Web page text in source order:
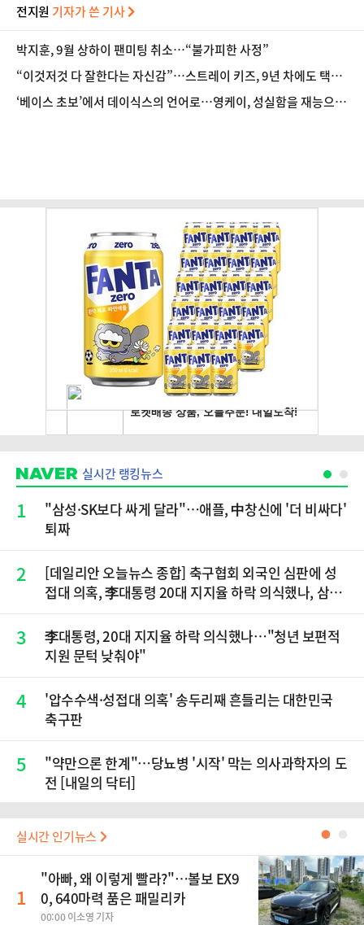
전지원 기자가 쓴 기사
박지훈, 9월 상하이 팬미팅 취소…“불가피한 사정”
“이것저것 다 잘한다는 자신감”…스트레이 키즈, 9년 차에도 택한
실험 [현장]
‘베이스 초보’에서 데이식스의 언어로…영케이, 성실함을 재능으로
실시간 랭킹뉴스
1
"삼성·SK보다 싸게 달라"…애플, 中창신에 '더 비싸다'
퇴짜
2
[데일리안 오늘뉴스 종합] 축구협회 외국인 심판에 성
접대 의혹, 李대통령 20대 지지율 하락 의식했나, 삼전
재점화, 김민석 "과반 승리 가능성 99%" 등
3
李대통령, 20대 지지율 하락 의식했나…"청년 보편적
지원 문턱 낮춰야"
4
'압수수색·성접대 의혹' 송두리째 흔들리는 대한민국
축구판
5
"약만으론 한계"…당뇨병 '시작' 막는 의사과학자의 도
전 [내일의 닥터]
실시간 인기뉴스 ●
1
"아빠, 왜 이렇게 빨라?"…볼보 EX9
0, 640마력 품은 패밀리카
00:00 이소영 기자